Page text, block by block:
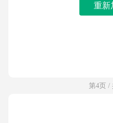
重新
第4页 /